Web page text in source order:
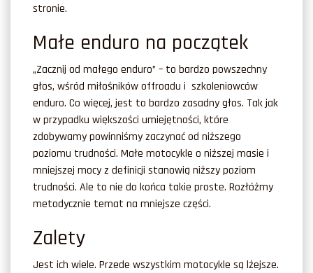
stronie.
Małe enduro na początek
„Zacznij od małego enduro” – to bardzo powszechny
głos, wśród miłośników offroadu i szkoleniowców
enduro. Co więcej, jest to bardzo zasadny głos. Tak jak
w przypadku większości umiejętności, które
zdobywamy powinniśmy zaczynać od niższego
poziomu trudności. Małe motocykle o niższej masie i
mniejszej mocy z definicji stanowią niższy poziom
trudności. Ale to nie do końca takie proste. Rozłóżmy
metodycznie temat na mniejsze części.
Zalety
Jest ich wiele. Przede wszystkim motocykle są lżejsze.